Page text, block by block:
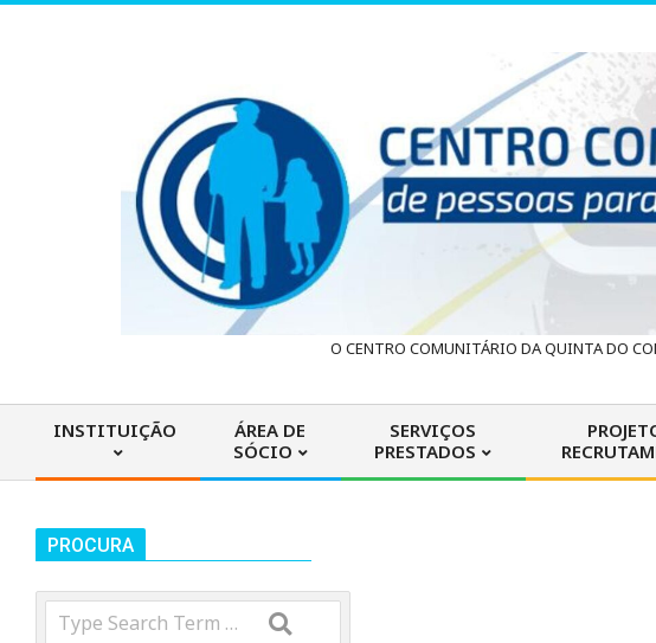
e
n
t
O CENTRO COMUNITÁRIO DA QUINTA DO
INSTITUIÇÃO
ÁREA DE
SÓCIO
SERVIÇOS
PRESTADOS
PROCURA
Search